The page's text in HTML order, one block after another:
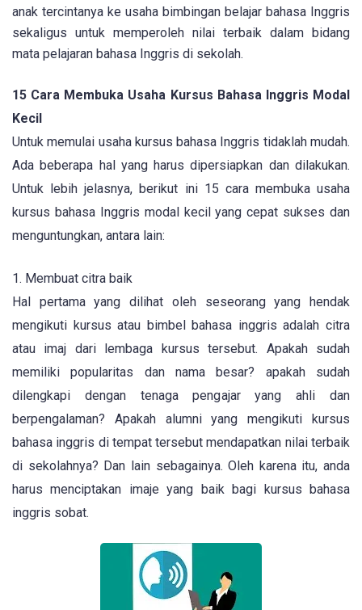
anak tercintanya ke usaha bimbingan belajar bahasa Inggris
sekaligus untuk memperoleh nilai terbaik dalam bidang
mata pelajaran bahasa Inggris di sekolah.
15 Cara Membuka Usaha Kursus Bahasa Inggris Modal
Kecil
Untuk memulai usaha kursus bahasa Inggris tidaklah mudah.
Ada beberapa hal yang harus dipersiapkan dan dilakukan.
Untuk lebih jelasnya, berikut ini 15 cara membuka usaha
kursus bahasa Inggris modal kecil yang cepat sukses dan
menguntungkan, antara lain:
1. Membuat citra baik
Hal pertama yang dilihat oleh seseorang yang hendak
mengikuti kursus atau bimbel bahasa inggris adalah citra
atau imaj dari lembaga kursus tersebut. Apakah sudah
memiliki popularitas dan nama besar? apakah sudah
dilengkapi dengan tenaga pengajar yang ahli dan
berpengalaman? Apakah alumni yang mengikuti kursus
bahasa inggris di tempat tersebut mendapatkan nilai terbaik
di sekolahnya? Dan lain sebagainya. Oleh karena itu, anda
harus menciptakan imaje yang baik bagi kursus bahasa
inggris sobat.